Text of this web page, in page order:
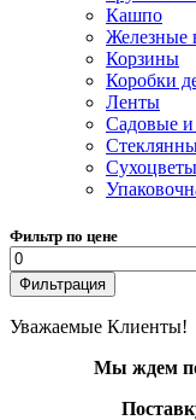
Кашпо
Железные
Корзины
Коробки
Ленты
Садовые и
Сухоцветы
Фильтр по цене
Минимальная
цена
Фильтрация
Уважаемые Клиенты!
Мы ждем